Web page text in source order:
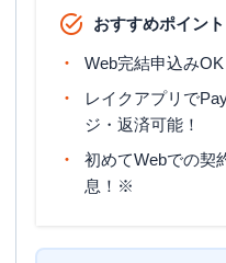
おすすめポイント
Web完結申込みOK
レイクアプリで
ジ・返済可能！
初めてWebでの契
息！※